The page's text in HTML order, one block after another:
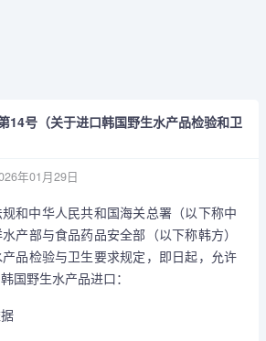
14号（关于进口韩国野生水产品检验和卫
年01月29日
中华人民共和国海关总署（以下称中
产部与食品药品安全部（以下称韩方）
品检验与卫生要求规定，即日起，允许
国野生水产品进口：